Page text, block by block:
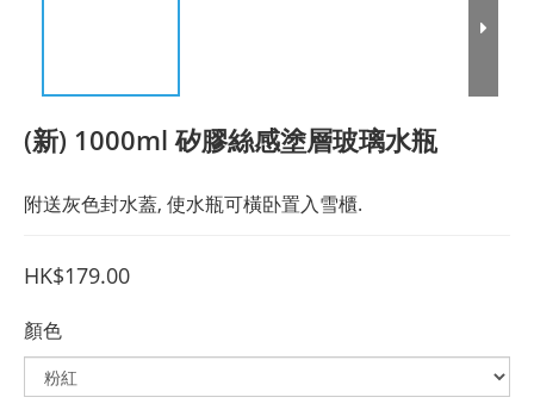
(新) 1000ml 矽膠絲感塗層玻璃水瓶
附送灰色封水蓋, 使水瓶可橫卧置入雪櫃.
HK$179.00
顏色